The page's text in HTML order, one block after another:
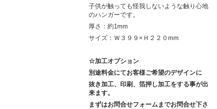
子供が触っても怪我しないような触り心地
のハンガーです。
厚さ：約1mm
サイズ：Ｗ３９９×Ｈ２２０mm
☆加工オプション
別途料金にてお客様ご希望のデザインに
抜き加工、印刷、箔押し加工をする事が出
来ます。
まずはお問合せフォームまでお問合せ下さ